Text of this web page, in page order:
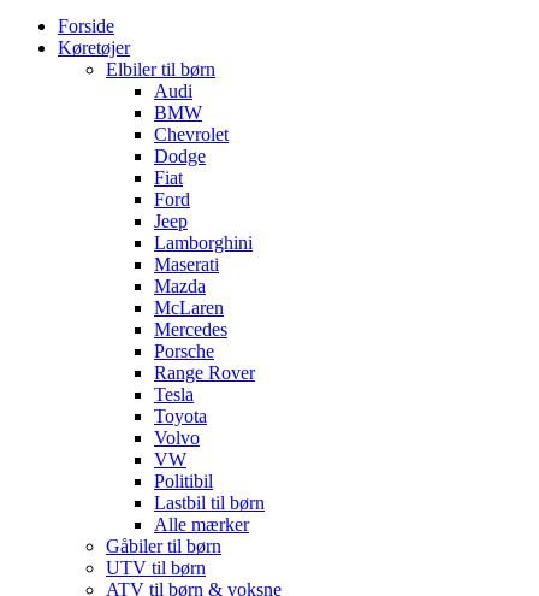
Forside
Køretøjer
Elbiler til børn
Audi
BMW
Chevrolet
Dodge
Fiat
Ford
Jeep
Lamborghini
Maserati
Mazda
McLaren
Mercedes
Porsche
Range Rover
Tesla
Toyota
Volvo
VW
Politibil
Lastbil til børn
Alle mærker
Gåbiler til børn
UTV til børn
ATV til børn & voksne